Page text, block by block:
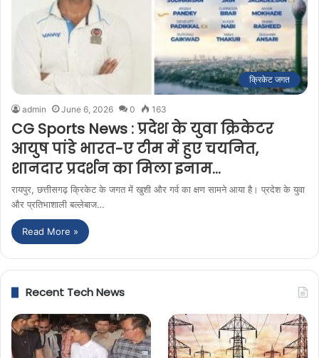
क्रिकेट जगत
admin June 6, 2026 0 163
CG Sports News : प्रदेश के युवा क्रिकेटर
आयुष पांडे भारत-ए टीम में हुए चयनित,
शानदार प्रदर्शन का मिला इनाम…
रायपुर, छत्तीसगढ़ क्रिकेट के जगत में खुशी और गर्व का क्षण सामने आया है। प्रदेश के युवा
और प्रतिभाशाली बल्लेबाज…
Read More »
Recent Tech News